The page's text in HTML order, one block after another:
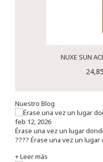
NUXE SUN
Nuestro Blog
feb 12, 2026
Érase una vez un lugar
???? Érase una vez un
+ Leer más